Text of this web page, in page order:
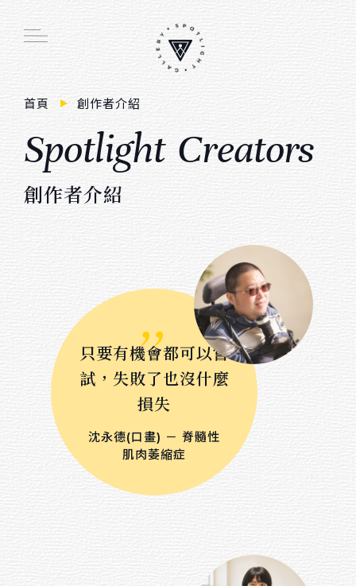
Main function
線上畫廊
周邊商品
創作者介紹
會員註冊／登入
回首頁
Others
關於我們
首頁 創作者介紹
S p o t gh t Cre a to rs
創 作 者 介 紹
,,
只要有機會都可以嘗
試，失敗了也沒什麼
損失
沈永德(口畫) － 脊髓性
肌肉萎縮症